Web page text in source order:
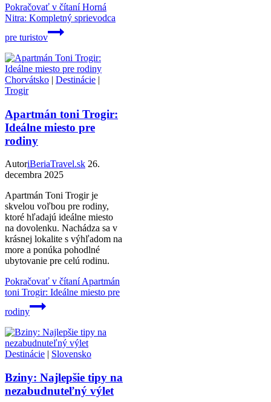
Pokračovať v čítaníHorná
Nitra: Kompletný sprievodca
pre turistov
Chorvátsko | Destinácie |
Trogir
Apartmán toni Trogir:
Ideálne miesto pre
rodiny
AutoriBeriaTravel.sk 26.
decembra 2025
Apartmán Toni Trogir je
skvelou voľbou pre rodiny,
ktoré hľadajú ideálne miesto
na dovolenku. Nachádza sa v
krásnej lokalite s výhľadom na
more a ponúka pohodlné
ubytovanie pre celú rodinu.
Pokračovať v čítaníApartmán
toni Trogir: Ideálne miesto pre
rodiny
Destinácie | Slovensko
Bziny: Najlepšie tipy na
nezabudnuteľný výlet